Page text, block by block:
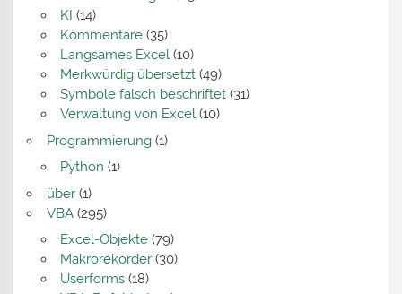
KI (14)
Kommentare(35)
Langsames Excel(10)
Merkwürdig übersetzt(49)
Symbole falsch beschriftet(31)
Verwaltung von Excel(10)
Programmierung(1)
Python (1)
über(1)
VBA(295)
Excel-Objekte(79)
Makrorekorder(30)
Userforms(18)